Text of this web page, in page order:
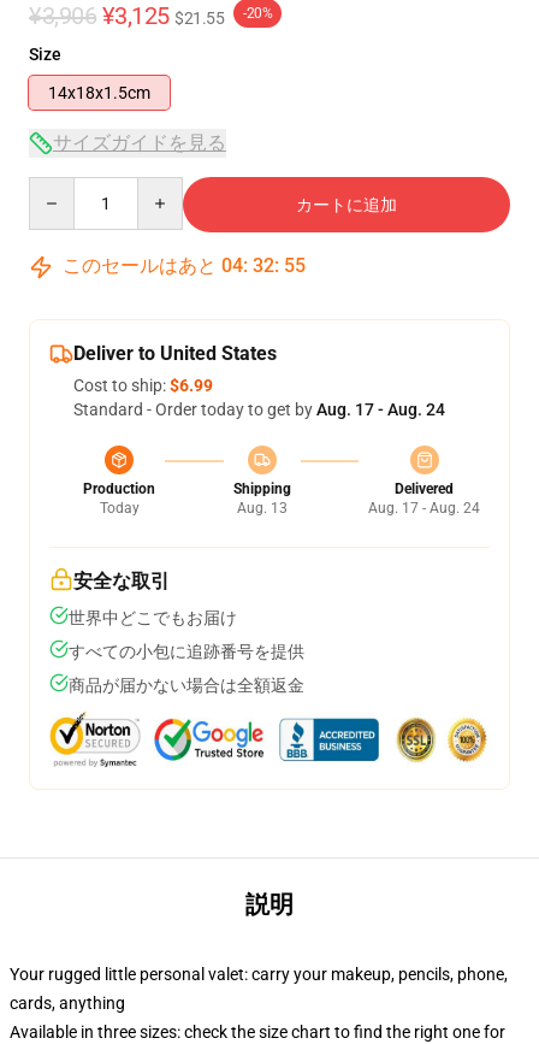
¥3,906 ¥3,125 $21.55 -20%
Size
14x18x1.5cm
サイズガイドを見る
カートに追加
このセールはあと 04: 32: 55
Deliver to United States
Cost to ship:$6.99
Standard - Order today to get byAug. 17 - Aug. 24
Production
Today
Shipping
Aug. 13
Delivered
Aug. 17 - Aug. 24
安全な取引
世界中どこでもお届け
すべての小包に追跡番号を提供
商品が届かない場合は全額返金
説明
Your rugged little personal valet: carry your makeup, pencils, phone,
cards, anything
Available in three sizes: check the size chart to find the right one for